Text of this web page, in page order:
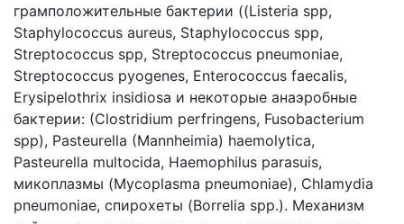
грамположительные бактерии ((Listeria spp,
Staphylococcus aureus, Staphylococcus spp,
Streptococcus spp, Streptococcus pneumoniae,
Streptococcus pyogenes, Enterococcus faecalis,
Erysipelothrix insidiosa и некоторые анаэробные
бактерии: (Сlostridium perfringens, Fusobacterium
spp), Pasteurella (Mannheimia) haemolytica,
Pasteurella multocida, Haemophilus parasuis,
микоплазмы (Mycoplasma pneumoniae), Chlamydia
pneumoniae, спирохеты (Borrelia spp.). Механизм